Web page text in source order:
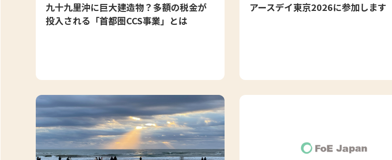
九十九里沖に巨大建造物？多額の税金が
投入される「首都圏CCS事業」とは
アースデイ東京2026に参加します